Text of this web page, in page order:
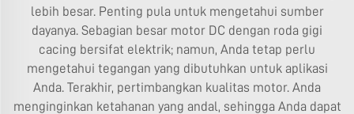
lebih besar. Penting pula untuk mengetahui sumber
dayanya. Sebagian besar motor DC dengan roda gigi
cacing bersifat elektrik; namun, Anda tetap perlu
mengetahui tegangan yang dibutuhkan untuk aplikasi
Anda. Terakhir, pertimbangkan kualitas motor. Anda
menginginkan ketahanan yang andal, sehingga Anda dapat